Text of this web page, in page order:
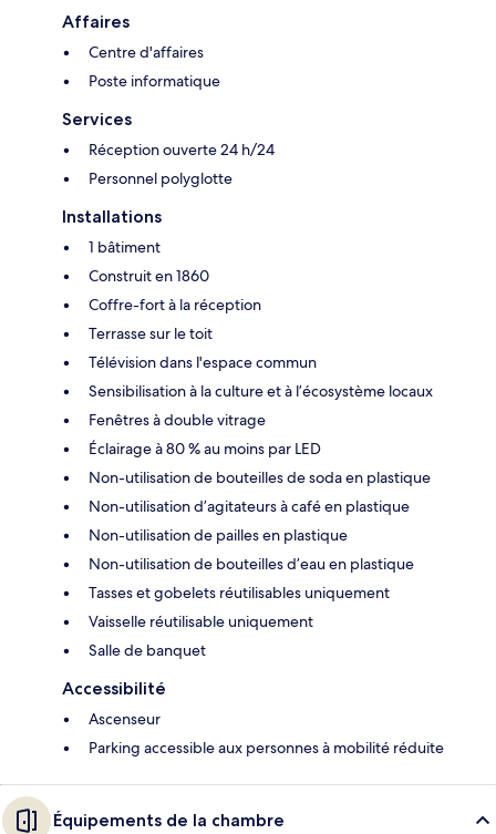
Affaires
Centre d'affaires
Poste informatique
Services
Réception ouverte 24 h/24
Personnel polyglotte
Installations
1 bâtiment
Construit en 1860
Coffre-fort à la réception
Terrasse sur le toit
Télévision dans l'espace commun
Sensibilisation à la culture et à l’écosystème locaux
Fenêtres à double vitrage
Éclairage à 80 % au moins par LED
Non-utilisation de bouteilles de soda en plastique
Non-utilisation d’agitateurs à café en plastique
Non-utilisation de pailles en plastique
Non-utilisation de bouteilles d’eau en plastique
Tasses et gobelets réutilisables uniquement
Vaisselle réutilisable uniquement
Salle de banquet
Accessibilité
Ascenseur
Parking accessible aux personnes à mobilité réduite
Équipements de la chambre